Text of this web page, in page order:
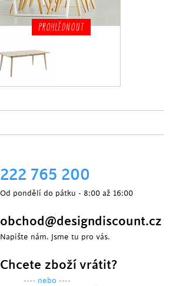
PROHLÉDNOUT
222 765 200
Od pondělí do pátku - 8:00 až 16:00
obchod@designdiscount.cz
Napište nám. Jsme tu pro vás.
Chcete zboží vrátit?
---- nebo ----